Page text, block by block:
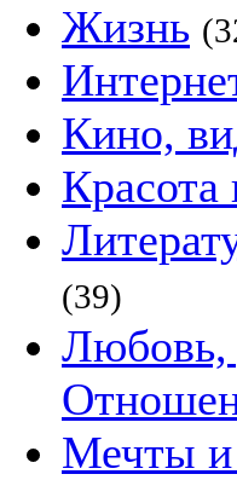
Жизнь
Кино,
(39)
Любовь,
Мечты и